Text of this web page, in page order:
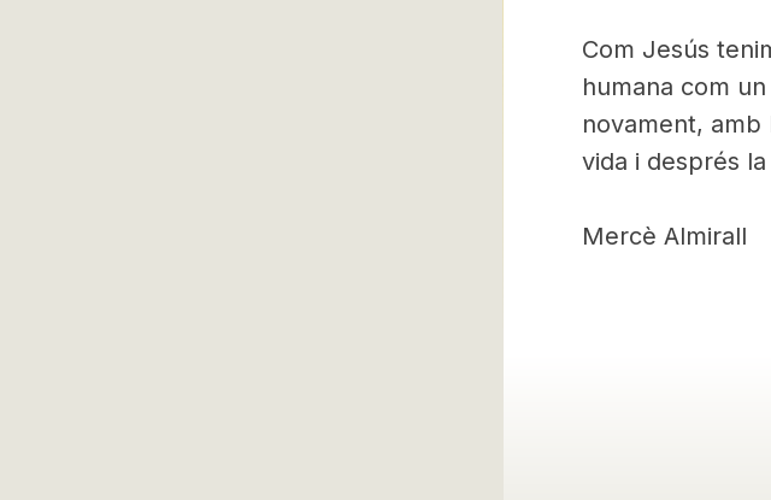
Com Jesús
humana com
novament, amb
vida i després
Mercè Almirall